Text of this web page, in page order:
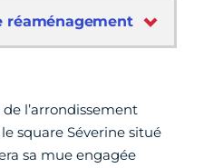
réaménagement
l’arrondissement
square Séverine situé
sa mue engagée